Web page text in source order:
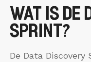
WAT IS DE
SPRINT?
De Data